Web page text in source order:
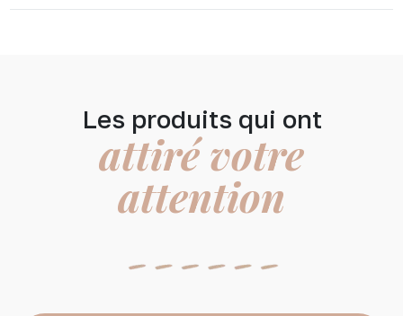
Les produits qui ont
attiré votre
attention